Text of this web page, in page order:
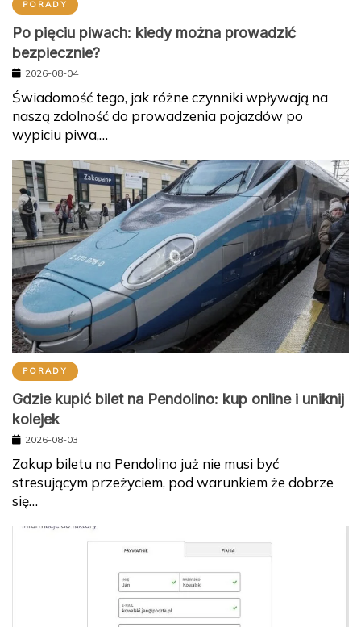
PORADY
Po pięciu piwach: kiedy można prowadzić
bezpiecznie?
2026-08-04
Świadomość tego, jak różne czynniki wpływają na
naszą zdolność do prowadzenia pojazdów po
wypiciu piwa,…
PORADY
Gdzie kupić bilet na Pendolino: kup online i uniknij
kolejek
2026-08-03
Zakup biletu na Pendolino już nie musi być
stresującym przeżyciem, pod warunkiem że dobrze
się…